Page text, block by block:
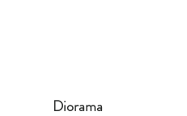
Diorama